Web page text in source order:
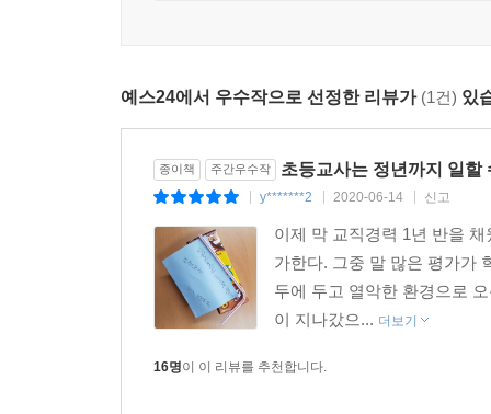
뒤처졌으며 하루하루 무사 무탈하기만을 바라며
위해 애쓰는 개인의 노력을 가리기도 한다.” _‘밀레
『나는 87년생 초등교사입니다』는 ‘교사는, 여
길을 찾길 바란다.
예스24에서 우수작으로 선정한 리뷰가 (1건) 있
종이책 주간우수작 초등교사는 정년까지 일할
y*******2 2020-06-14 신고
이제 막 교직경력 1년 반을
가한다. 그중 말 많은 평가가
두에 두고 열악한 환경으로
이 지나갔으... 더보기
16명이 이 리뷰를 추천합니다.